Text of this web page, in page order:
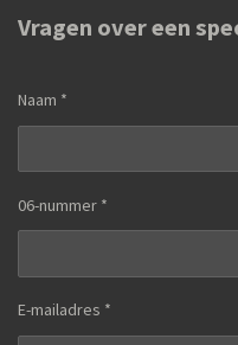
Vragen over een
Naam *
06-nummer *
E-mailadres *